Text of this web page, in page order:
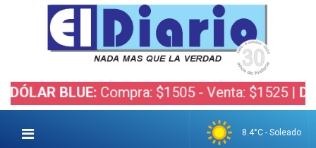
BLUE:Compra: $1505 - Venta: $1525 |DÓLAR
8.4°C - Soleado